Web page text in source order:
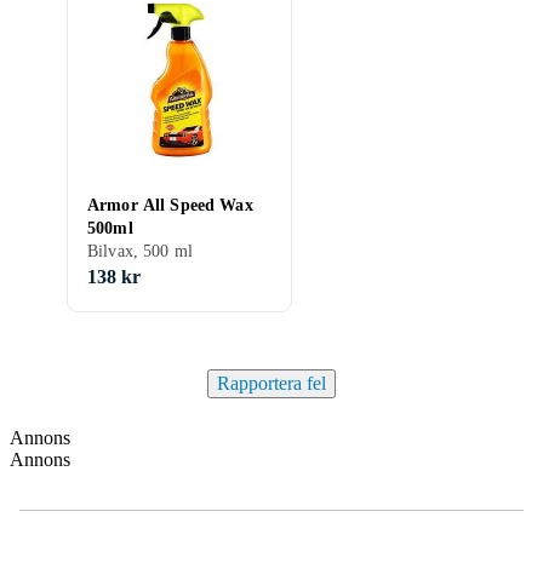
Armor All Speed Wax
500ml
Bilvax, 500 ml
138 kr
Rapportera fel
Annons
Annons